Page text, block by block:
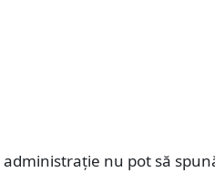
nu pot să